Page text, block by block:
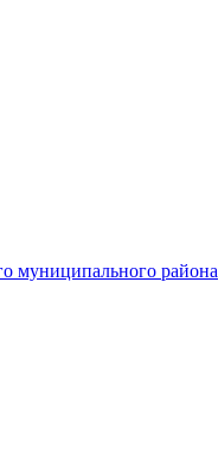
муниципального района